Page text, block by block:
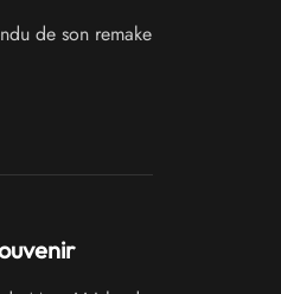
de son remake